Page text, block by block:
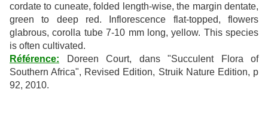
cordate to cuneate, folded length-wise, the margin dentate,
green to deep red. Inflorescence flat-topped, flowers
glabrous, corolla tube 7-10 mm long, yellow. This species
is often cultivated.
Référence: Doreen Court, dans "Succulent Flora of
Southern Africa", Revised Edition, Struik Nature Edition, p
92, 2010.